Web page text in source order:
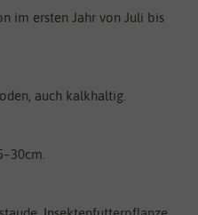
im ersten Jahr von Juli bis
auch kalkhaltig.